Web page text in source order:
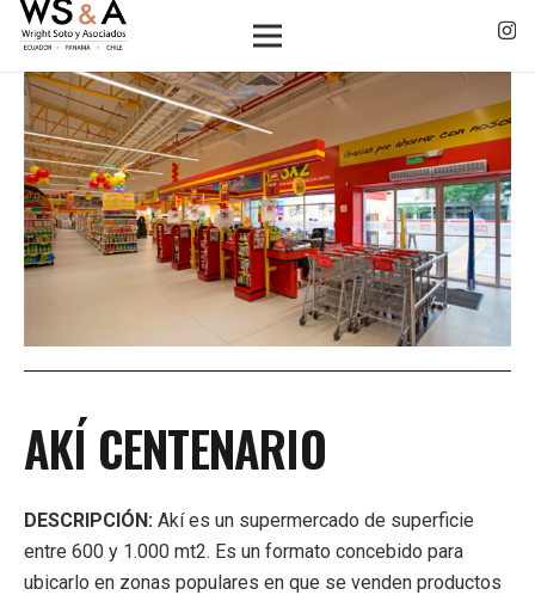
AKÍ CENTENARIO
DESCRIPCIÓN: Akí es un supermercado de superficie
entre 600 y 1.000 mt2. Es un formato concebido para
ubicarlo en zonas populares en que se venden productos